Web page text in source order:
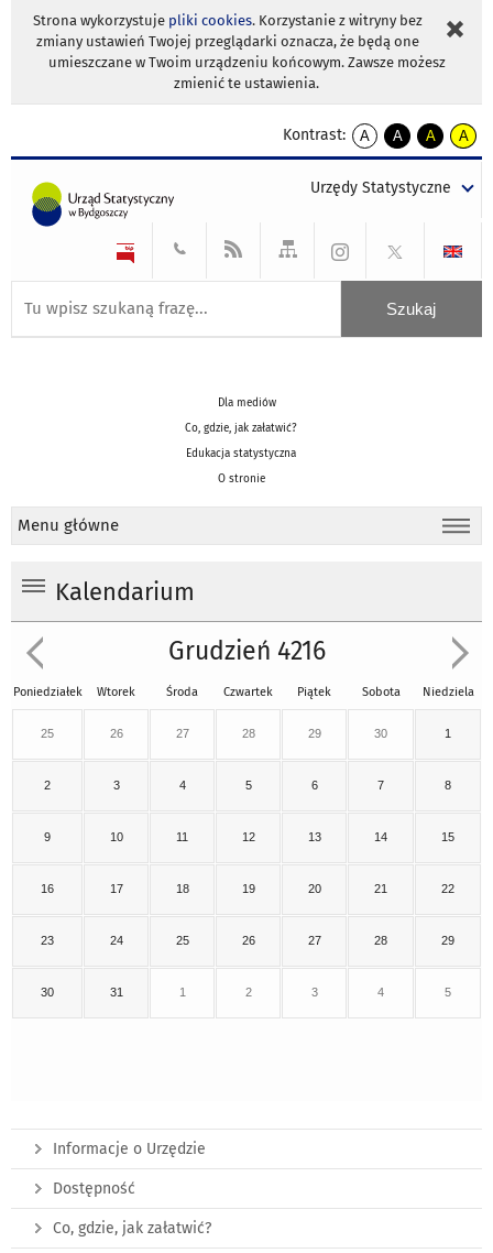
Strona wykorzystuje pliki cookies. Korzystanie z witryny bez
zmiany ustawień Twojej przeglądarki oznacza, że będą one
umieszczane w Twoim urządzeniu końcowym. Zawsze możesz
zmienić te ustawienia.
Kontrast:
A
kontrast
A
kontrast
tekst
czarnym
A
kontrast
tekst
czarnym
A
tekst
żółtym
Urzędy Statystyczne
Dla mediów
Co, gdzie, jak załatwić?
Edukacja statystyczna
O stronie
Menu główne
Kalendarium
Grudzień 4216
Poniedziałek Wtorek Środa Czwartek Piątek Sobota Niedziela
25 26 27 28 29 30 1
2 3 4 5 6 7 8
9 10 11 12 13 14 15
16 17 18 19 20 21 22
23 24 25 26 27 28 29
30 31 1 2 3 4 5
Informacje o Urzędzie
Dostępność
Co, gdzie, jak załatwić?